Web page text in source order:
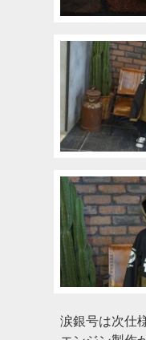
涙銀号は次仕